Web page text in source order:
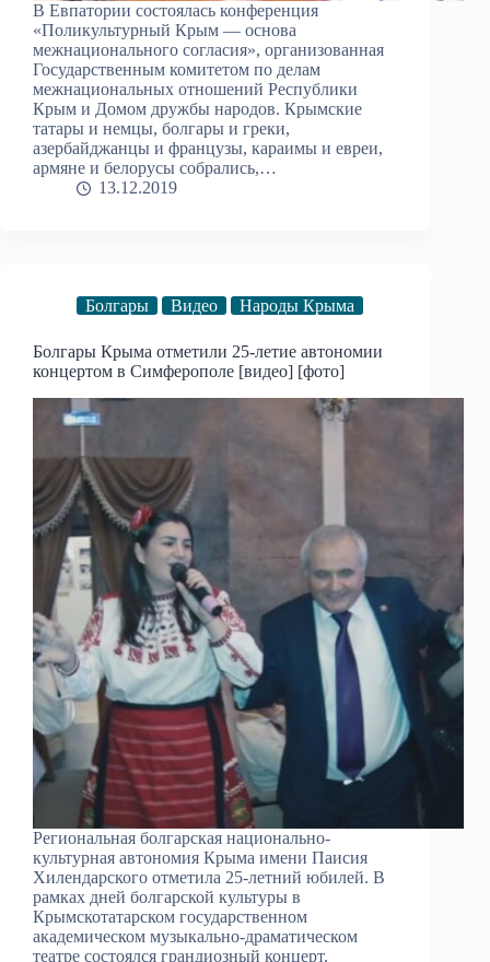
В Евпатории состоялась конференция
«Поликультурный Крым — основа
межнационального согласия», организованная
Государственным комитетом по делам
межнациональных отношений Республики
Крым и Домом дружбы народов. Крымские
татары и немцы, болгары и греки,
азербайджанцы и французы, караимы и евреи,
армяне и белорусы собрались,…
13.12.2019
Болгары Видео Народы Крыма
Болгары Крыма отметили 25-летие автономии
концертом в Симферополе [видео] [фото]
Региональная болгарская национально-
культурная автономия Крыма имени Паисия
Хилендарского отметила 25-летний юбилей. В
рамках дней болгарской культуры в
Крымскотатарском государственном
академическом музыкально-драматическом
театре состоялся грандиозный концерт.